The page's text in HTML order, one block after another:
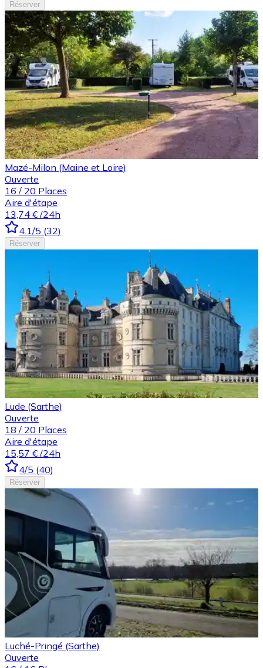
Réserver
Mazé-Milon (Maine et Loire)
Ouverte
16 / 20 Places
Aire d'étape
13,74 € /24h
4.1/5 (32)
Réserver
Lude (Sarthe)
Ouverte
18 / 20 Places
Aire d'étape
15,57 € /24h
4/5 (40)
Réserver
Luché-Pringé (Sarthe)
Ouverte